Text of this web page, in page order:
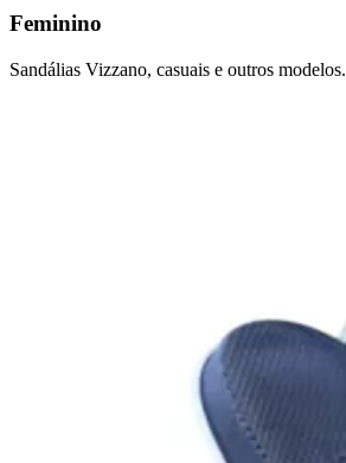
Feminino
Sandálias Vizzano, casuais e outros modelos.